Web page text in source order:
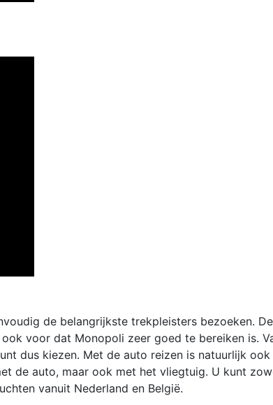
de belangrijkste trekpleisters bezoeken.
voor dat Monopoli zeer goed te bereiken is.
dus kiezen. Met de auto reizen is natuurlijk
de auto, maar ook met het vliegtuig. U kunt
vanuit Nederland en België.